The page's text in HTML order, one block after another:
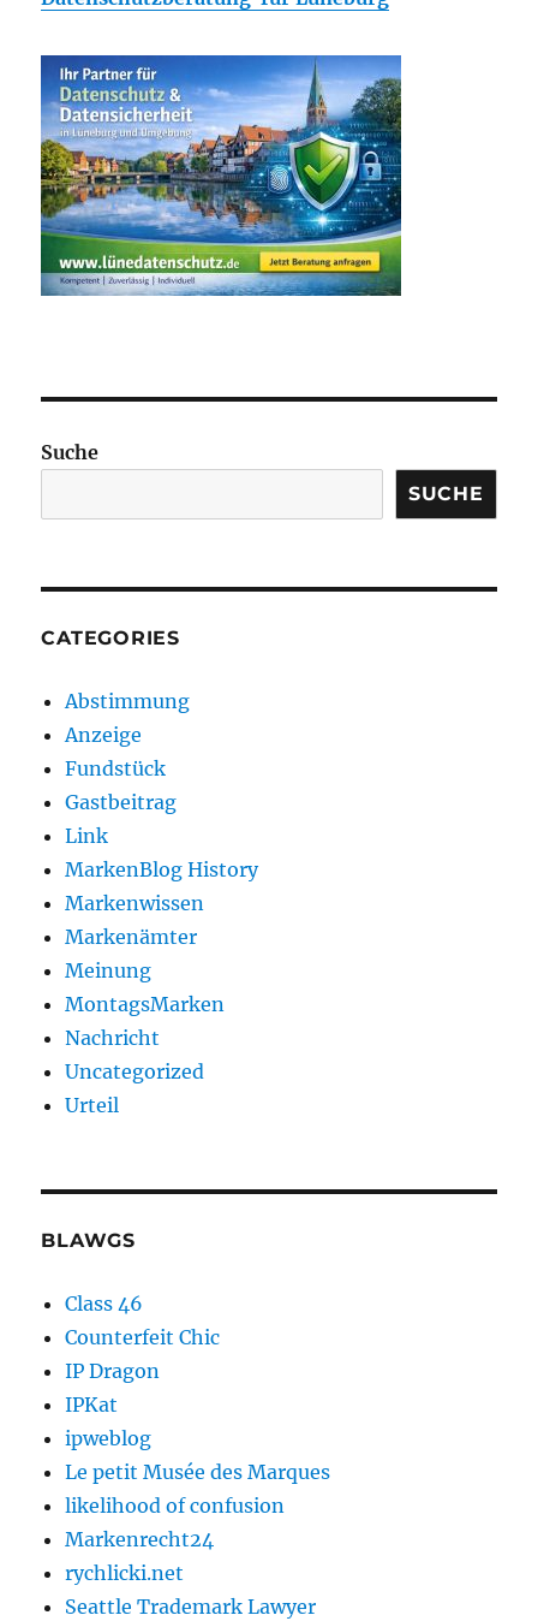
Suche
SUCHE
CATEGORIES
Abstimmung
Anzeige
Fundstück
Gastbeitrag
Link
MarkenBlog History
Markenwissen
Markenämter
Meinung
MontagsMarken
Nachricht
Uncategorized
Urteil
BLAWGS
Class 46
Counterfeit Chic
IP Dragon
IPKat
ipweblog
Le petit Musée des Marques
likelihood of confusion
Markenrecht24
rychlicki.net
Seattle Trademark Lawyer